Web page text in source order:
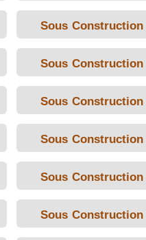
Sous Construction
Sous Construction
Sous Construction
Sous Construction
Sous Construction
Sous Construction